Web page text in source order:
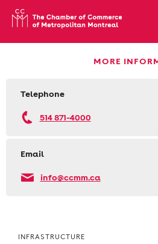
MORE
Telephone
514 871-4000
Email
info@ccmm.ca
INFRASTRUCTURE